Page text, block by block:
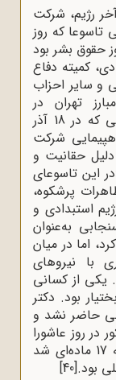
رژیم، شرکت
تاسوعا که روز
حقوق بشر بود
کمیته دفاع
و سایر احزاب
تهران در
راهپیمایی شرکت کرد. دکتر کریم سنجابی که در 18 آذر
شرکت
حقانیت و
این تاسوعای
پرشکوه،
استبدادی و
به‌عنوان
اما در میان
با نیروهای
یکی از کسانی
بود. دکتر
حاضر نشد و
در روز عاشورا
نیز ادامه یافت و منجر به صدور قطعنامه 17 ماده‌ای شد
بود.[40]